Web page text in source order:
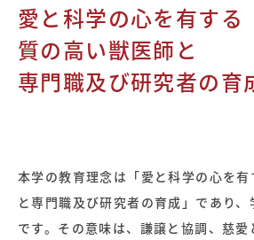
愛と科学の心を有する
質の高い獣医師と
専門職及び研究者の育
本学の教育理念は「愛と科学の心を
と専門職及び研究者の育成」であり、
です。その意味は、謙譲と協調、慈